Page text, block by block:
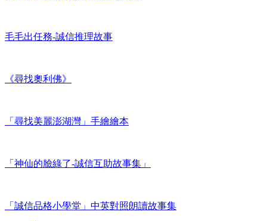
毛毛出任務-誠信推理故事
《尋找奧利佛》
「尋找美麗澎湖灣」手繪繪本
「神仙的臉綠了-誠信互助故事集」
「誠信品格小學堂」中英對照朗讀故事集